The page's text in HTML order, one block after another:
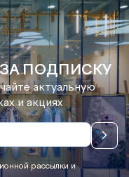
ПОДПИСКУ
актуальную
и акциях
рассылки и